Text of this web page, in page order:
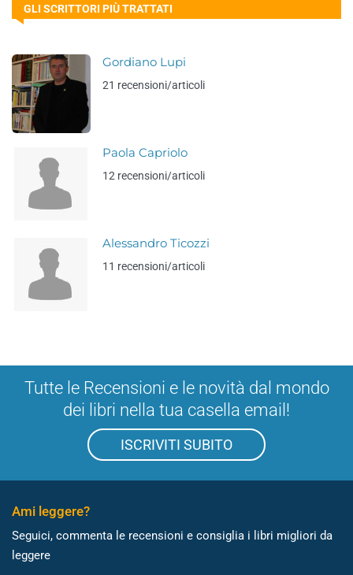
GLI SCRITTORI PIÙ TRATTATI
Gordiano Lupi
21 recensioni/articoli
Paola Capriolo
12 recensioni/articoli
Alessandro Ticozzi
11 recensioni/articoli
Tutte le Recensioni e le novità dal mondo
dei libri nella tua casella email!
ISCRIVITI SUBITO
Ami leggere?
Seguici, commenta le recensioni e consiglia i libri migliori da
leggere